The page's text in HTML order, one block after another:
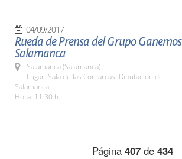
04/09/2017
Rueda de Prensa del Grupo Ganemos
Salamanca
Salamanca (Salamanca)
Lugar: Sala de las Comarcas. Diputación de
Salamanca
Hora: 11:30 h.
Página 407de 434